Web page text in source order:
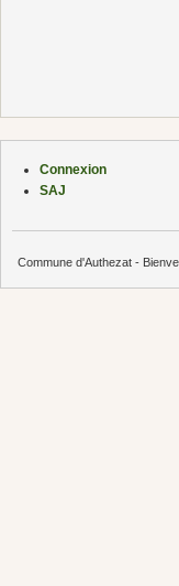
Connexion
SAJ
Commune d'Authezat -